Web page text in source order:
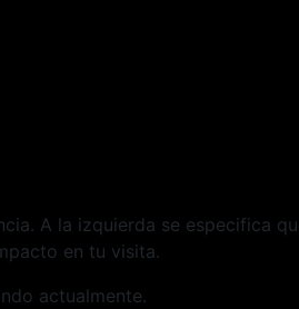
A la izquierda se especifica
en tu visita.
actualmente.